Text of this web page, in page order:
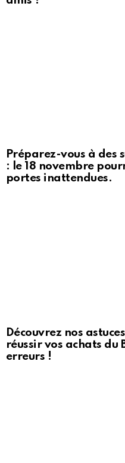
Préparez-vous à des
: le 18 novembre
portes inattendues.
Découvrez nos
réussir vos achats du
erreurs !